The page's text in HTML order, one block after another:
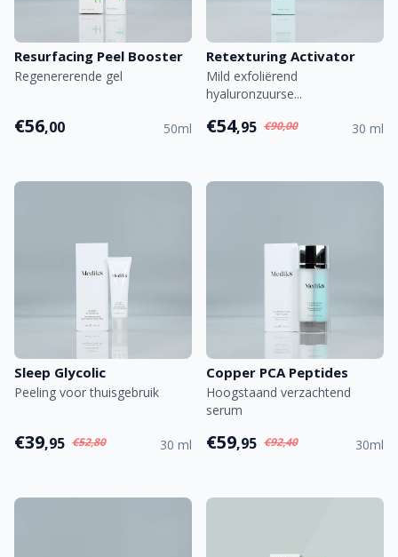
Resurfacing Peel Booster
Regenererende gel
€56,00 50ml
Retexturing Activator
Mild exfoliërend
hyaluronzuurse...
€54,95 €90,00 30 ml
Sleep Glycolic
Peeling voor thuisgebruik
€39,95 €52,80 30 ml
Copper PCA Peptides
Hoogstaand verzachtend
serum
€59,95 €92,40 30ml